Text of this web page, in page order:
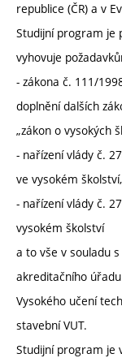
republice (ČR) a v
Studijní program je
vyhovuje
- zákona č. 111/
doplnění dalších
„zákon o vysokých
- nařízení vlády č.
ve vysokém školství,
- nařízení vlády č.
vysokém školství
a to vše v souladu
akreditačního
Vysokého učení
stavební VUT.
Studijní program je